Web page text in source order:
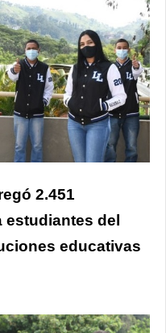
2.451
estudiantes del
educativas